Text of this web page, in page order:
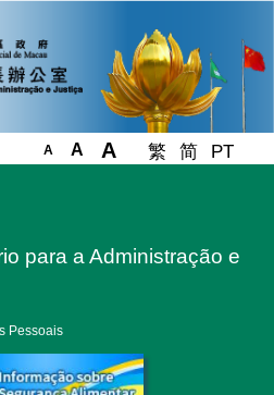
A A A 繁 简 PT
para a Administração e
Pessoais